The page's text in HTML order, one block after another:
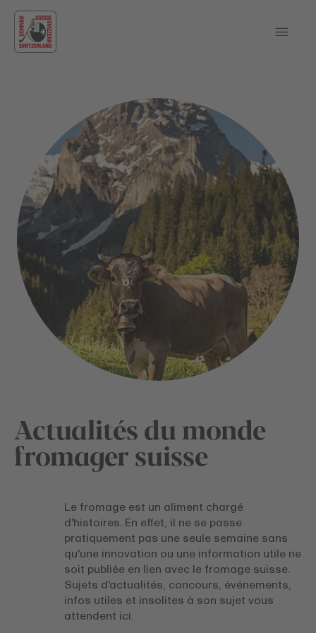
Actualités du monde
fromager suisse
Le fromage est un aliment chargé
d'histoires. En effet, il ne se passe
pratiquement pas une seule semaine sans
qu'une innovation ou une information utile ne
soit publiée en lien avec le fromage suisse.
Sujets d'actualités, concours, événements,
infos utiles et insolites à son sujet vous
attendent ici.